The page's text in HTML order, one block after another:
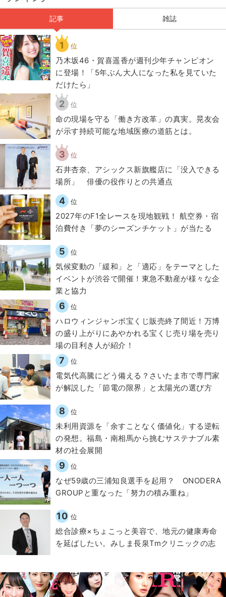
記事 雑誌
1 位
乃木坂46・賀喜遥香が週刊少年チャンピオン
に登場！「5年ぶん大人になった私を見ていた
だけたら」
2 位
​命の現場を守る「働き方改革」の真実。晃友会
が示す持続可能な地域医療の道筋とは。
3 位
石井杏奈、アシックス新旗艦店に「没入できる
場所」 俳優の役作りとの共通点
4 位
2027年のF1全レースを現地観戦！ 航空券・宿
泊費付き「夢のシーズンチケット」が当たる
5 位
気候変動の「緩和」と「適応」をテーマとした
イベントが渋谷で開催！東急不動産が様々な企
業と協力
6 位
ハロウィンジャンボ宝くじ販売終了間近！万博
の盛り上がりにあやかれる宝くじ売り場を売り
場の目利き人が紹介！
7 位
電気代高騰にどう備える？さいたま市で専門家
が解説した「節電の限界」と太陽光の選び方
8 位
​​未利用資源を「余すことなく価値化」する逆転
の発想。福島・南相馬から挑むサステナブル素
材の社会展開​
9 位
なぜ59歳の三浦知良選手を起用？ ONODERA
GROUPと重なった「努力の積み重ね」
10 位
総合診療×ちょこっと美容で、地元の健康寿命
を延ばしたい。みしま長泉Tmクリニックの志